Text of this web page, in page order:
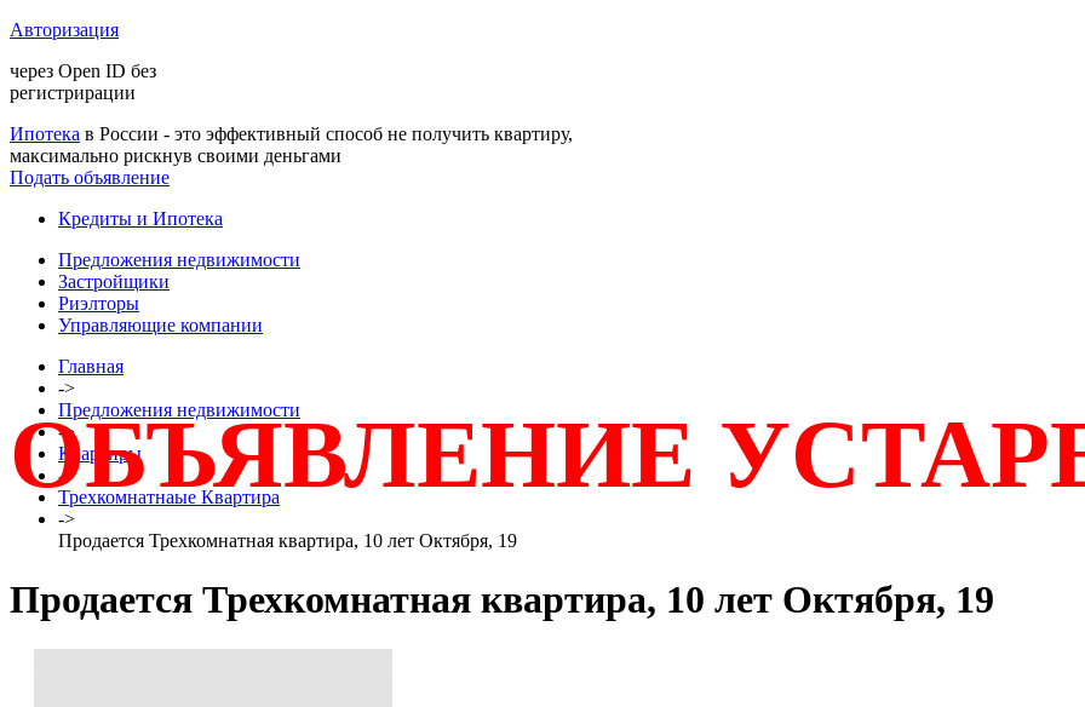
Авторизация
через Open ID без
регистрирации
Ипотека в России - это эффективный способ не получить квартиру,
максимально рискнув своими деньгами
Подать объявление
Кредиты и Ипотека
Предложения недвижимости
Застройщики
Риэлторы
Управляющие компании
Главная
->
Предложения недвижимости
->
Квартиры
->
Трехкомнатнаые Квартира
->
Продается Трехкомнатная квартира, 10 лет Октября, 19
Продается Трехкомнатная квартира, 10 лет Октября, 19
ОБЪЯВЛЕНИЕ